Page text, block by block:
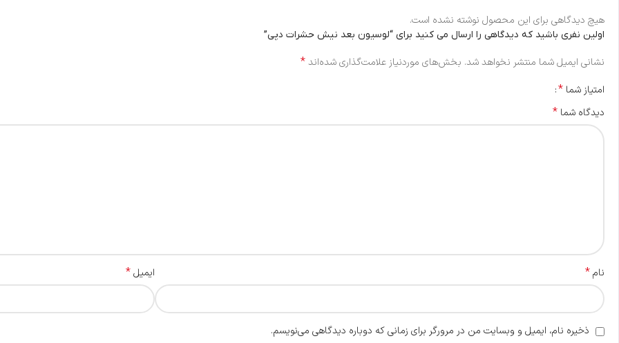
هیچ دیدگاهی برای این محصول نوشته نشده است.
اولین نفری باشید که دیدگاهی را ارسال می کنید برای “لوسیون بعد نیش حشرات دپی”
نشانی ایمیل شما منتشر نخواهد شد. بخش‌های موردنیاز علامت‌گذاری شده‌اند*
امتیاز شما *
دیدگاه شما *
نام* ایمیل*
ذخیره نام، ایمیل و وبسایت من در مرورگر برای زمانی که دوباره دیدگاهی می‌نویسم.